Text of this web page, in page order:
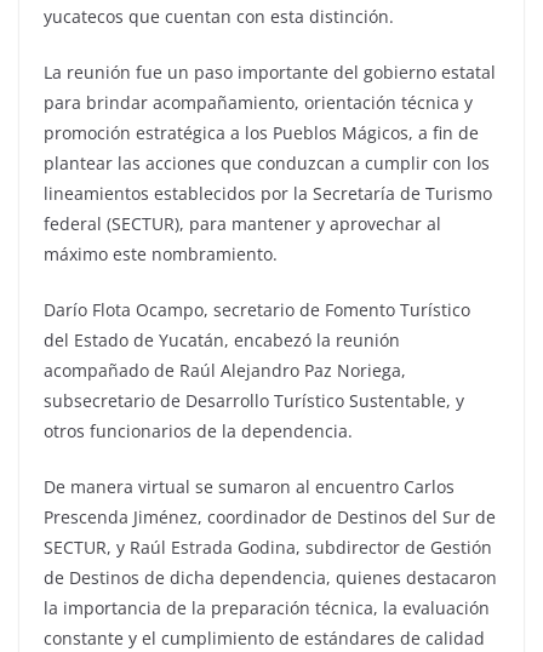
yucatecos que cuentan con esta distinción.
La reunión fue un paso importante del gobierno estatal
para brindar acompañamiento, orientación técnica y
promoción estratégica a los Pueblos Mágicos, a fin de
plantear las acciones que conduzcan a cumplir con los
lineamientos establecidos por la Secretaría de Turismo
federal (SECTUR), para mantener y aprovechar al
máximo este nombramiento.
Darío Flota Ocampo, secretario de Fomento Turístico
del Estado de Yucatán, encabezó la reunión
acompañado de Raúl Alejandro Paz Noriega,
subsecretario de Desarrollo Turístico Sustentable, y
otros funcionarios de la dependencia.
De manera virtual se sumaron al encuentro Carlos
Prescenda Jiménez, coordinador de Destinos del Sur de
SECTUR, y Raúl Estrada Godina, subdirector de Gestión
de Destinos de dicha dependencia, quienes destacaron
la importancia de la preparación técnica, la evaluación
constante y el cumplimiento de estándares de calidad